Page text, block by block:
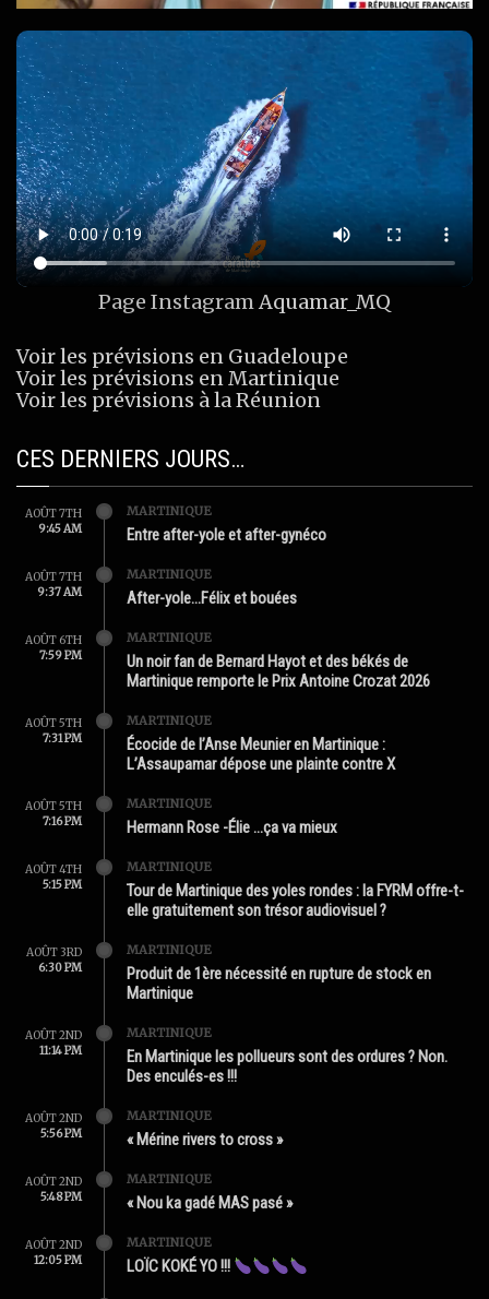
Page InstagramAquamar_MQ
Voir les prévisions en Guadeloupe
Voir les prévisions en Martinique
Voir les prévisions à la Réunion
CES DERNIERS JOURS…
AOÛT 7TH
9:45 AM
MARTINIQUE
Entre after-yole et after-gynéco
AOÛT 7TH
9:37 AM
MARTINIQUE
After-yole…Félix et bouées
AOÛT 6TH
7:59 PM
MARTINIQUE
Un noir fan de Bernard Hayot et des békés de
Martinique remporte le Prix Antoine Crozat 2026
AOÛT 5TH
7:31 PM
MARTINIQUE
Écocide de l’Anse Meunier en Martinique :
L’Assaupamar dépose une plainte contre X
AOÛT 5TH
7:16 PM
MARTINIQUE
Hermann Rose -Élie …ça va mieux
AOÛT 4TH
5:15 PM
MARTINIQUE
Tour de Martinique des yoles rondes : la FYRM offre-t-
elle gratuitement son trésor audiovisuel ?
AOÛT 3RD
6:30 PM
MARTINIQUE
Produit de 1ère nécessité en rupture de stock en
Martinique
AOÛT 2ND
11:14 PM
MARTINIQUE
En Martinique les pollueurs sont des ordures ? Non.
Des enculés-es !!!
AOÛT 2ND
5:56 PM
MARTINIQUE
« Mérine rivers to cross »
AOÛT 2ND
5:48 PM
MARTINIQUE
« Nou ka gadé MAS pasé »
AOÛT 2ND
12:05 PM
MARTINIQUE
LOÏC KOKÉ YO !!!